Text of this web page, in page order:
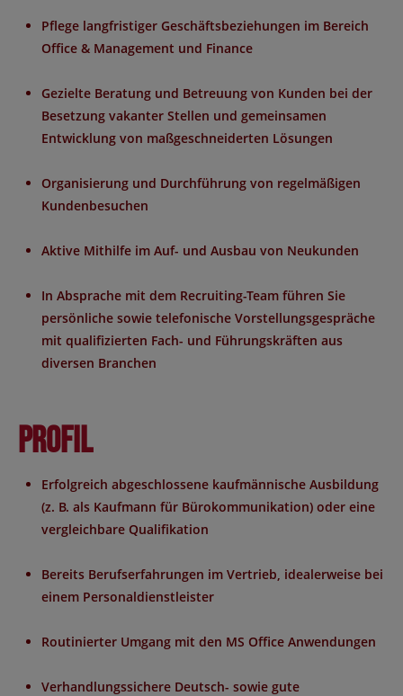
Pflege langfristiger Geschäftsbeziehungen im Bereich
Office & Management und Finance
Gezielte Beratung und Betreuung von Kunden bei der
Besetzung vakanter Stellen und gemeinsamen
Entwicklung von maßgeschneiderten Lösungen
Organisierung und Durchführung von regelmäßigen
Kundenbesuchen
Aktive Mithilfe im Auf- und Ausbau von Neukunden
In Absprache mit dem Recruiting-Team führen Sie
persönliche sowie telefonische Vorstellungsgespräche
mit qualifizierten Fach- und Führungskräften aus
diversen Branchen
Profil
Erfolgreich abgeschlossene kaufmännische Ausbildung
(z. B. als Kaufmann für Bürokommunikation) oder eine
vergleichbare Qualifikation
Bereits Berufserfahrungen im Vertrieb, idealerweise bei
einem Personaldienstleister
Routinierter Umgang mit den MS Office Anwendungen
Verhandlungssichere Deutsch- sowie gute